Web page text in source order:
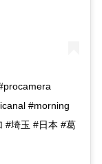
#morning
#埼玉 #日本 #葛